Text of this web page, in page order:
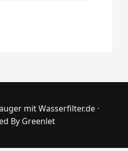
mit Wasserfilter.de ·
By Greenlet